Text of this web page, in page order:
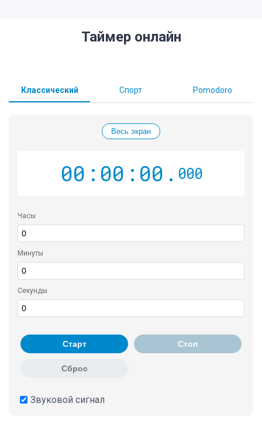
Таймер онлайн
Классический Спорт Pomodoro
Весь экран
00 : 00 : 00 . 000
Часы
Минуты
Секунды
Старт Стоп
Сброс
Звуковой сигнал